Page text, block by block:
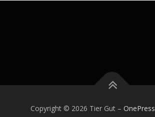
Copyright © 2026 Tier Gut – OnePress